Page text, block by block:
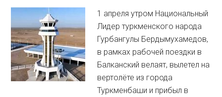
1 апреля утром Национальный
Лидер туркменского народа
Гурбангулы Бердымухамедов,
в рамках рабочей поездки в
Балканский велаят, вылетел на
вертолёте из города
Туркменбаши и прибыл в